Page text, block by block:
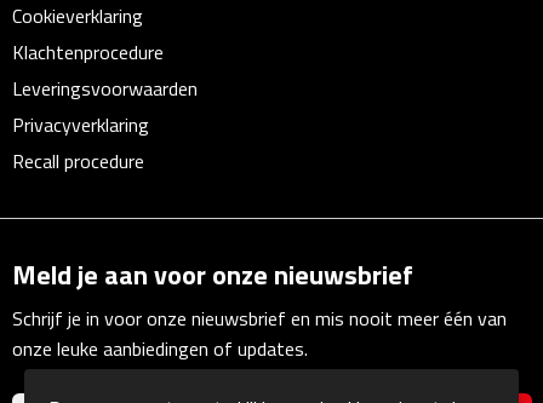
Gummen
Linialen
Magneten
Pennen etui's
Pennenhouders
Puntenslijpers
Cookieverklaring
Klachtenprocedure
Leveringsvoorwaarden
Privacyverklaring
Recall procedure
Meld je aan voor onze nieuwsbrief
Schrijf je in voor onze nieuwsbrief en mis nooit meer één van
onze leuke aanbiedingen of updates.